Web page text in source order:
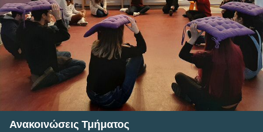
Ανακοινώσεις Τμήματος